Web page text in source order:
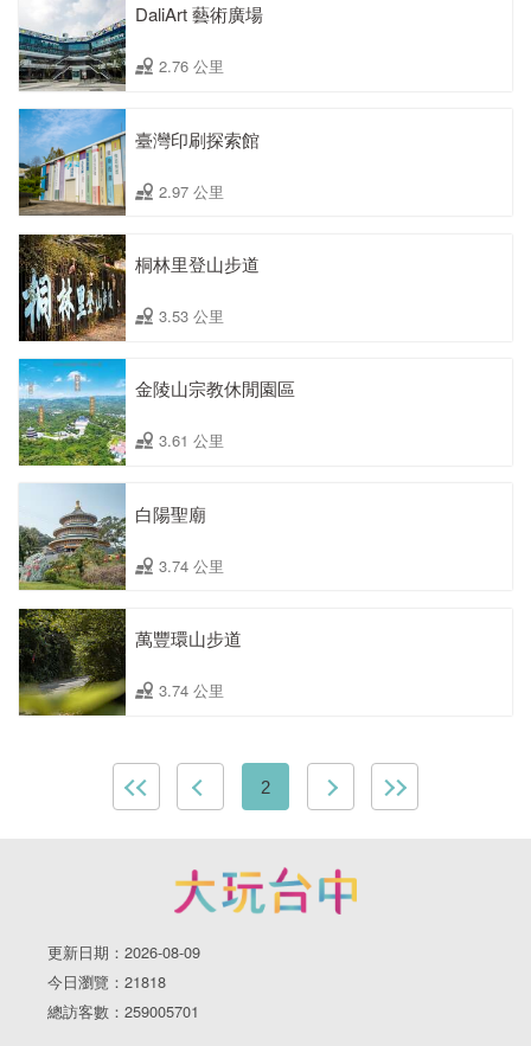
DaliArt 藝術廣場
2.76 公里
臺灣印刷探索館
2.97 公里
桐林里登山步道
3.53 公里
金陵山宗教休閒園區
3.61 公里
白陽聖廟
3.74 公里
萬豐環山步道
3.74 公里
2
更新日期：2026-08-09
今日瀏覽：21818
總訪客數：259005701